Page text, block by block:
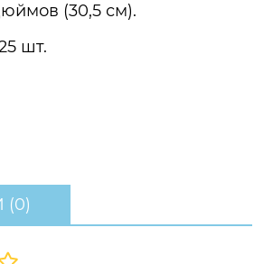
(30,5 см).
шт.
(0)